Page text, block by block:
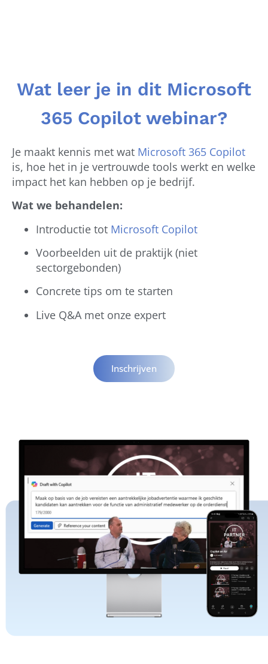
Wat leer je in dit Microsoft
365 Copilot webinar?
Je maakt kennis met wat Microsoft 365 Copilot
is, hoe het in je vertrouwde tools werkt en welke
impact het kan hebben op je bedrijf.
Wat we behandelen:
Introductie tot Microsoft Copilot
Voorbeelden uit de praktijk (niet
sectorgebonden)
Concrete tips om te starten
Live Q&A met onze expert
Inschrijven